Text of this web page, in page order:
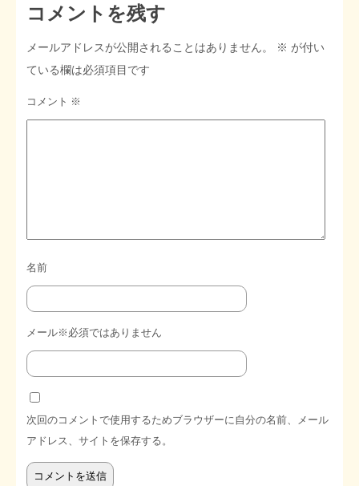
コメントを残す
メールアドレスが公開されることはありません。 ※ が付い
ている欄は必須項目です
コメント ※
名前
メール※必須ではありません
次回のコメントで使用するためブラウザーに自分の名前、メール
アドレス、サイトを保存する。